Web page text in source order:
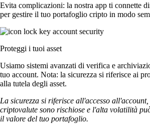
Evita complicazioni: la nostra app ti connette
per gestire il tuo portafoglio cripto in modo
Proteggi i tuoi asset
Usiamo sistemi avanzati di verifica e
tuo account. Nota: la sicurezza si riferisce ai
alla tutela degli asset.
La sicurezza si riferisce all'accesso
criptovalute sono rischiose e l'alta volatilità
il valore del tuo portafoglio.